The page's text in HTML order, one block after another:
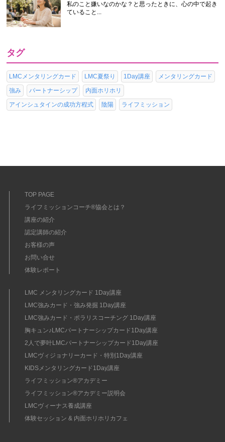
私のこと嫌いなのかな？と思ったときに、心の中で起き
ていること...
タグ
LMCメンタリングカード LMC夏祭り 1Day講座
メンタリングカード
強み
パートナーシップ
内面ホリホリ
アインシュタインの成功方程式
陰陽 ライフミッション
TOP PAGE
ライフミッションコーチ®協会とは？
講座の紹介
認定講師の紹介
お客様の声
お問い合せ
体験レポート
LMC メンタリングカード 1Day講座
LMC強みカード・強み発掘 1Day講座
LMC強みカード・ポラリスコーチング 1Day講座
胸キュン♪LMCパートナーシップカード1Day講座
2人で夢叶LMCパートナーシップカード1Day講座
LMCヴィジョナリーカード・特別1Day講座
KIDSメンタリングカード1Day講座
ライフミッション®︎アカデミー
ライフミッション®︎アカデミー説明会
LMCヴィーナス養成講座
体験セッション & 内面ホリホリカフェ